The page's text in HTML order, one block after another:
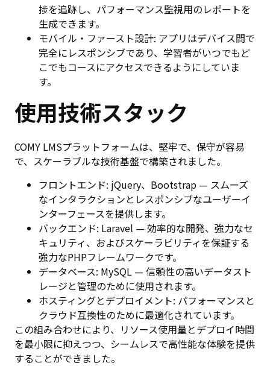
捗を追跡し、パフォーマンス監視用のレポートを
生成できます。
モバイル・ファースト設計: アプリはデバイス間で
完全にレスポンシブであり、学習者がいつでもど
こでもコースにアクセスできるようにしていま
す。
使用技術スタック
COMY LMSプラットフォームは、堅牢で、保守が容易
で、スケーラブルな技術基盤で構築されました。
フロントエンド: jQuery、Bootstrap — スムーズ
なインタラクションとレスポンシブなユーザーイ
ンターフェースを提供します。
バックエンド: Laravel — 効率的な開発、強力なセ
キュリティ、およびスケーラビリティを保証する
強力なPHPフレームワークです。
データベース: MySQL — 信頼性の高いデータスト
レージと管理のために使用されます。
ホスティングとデプロイメント: パフォーマンスと
クラウド互換性のために最適化されています。
この組み合わせにより、リソース使用量とデプロイ時間
を最小限に抑えつつ、シームレスで高性能な体験を提供
することができました。